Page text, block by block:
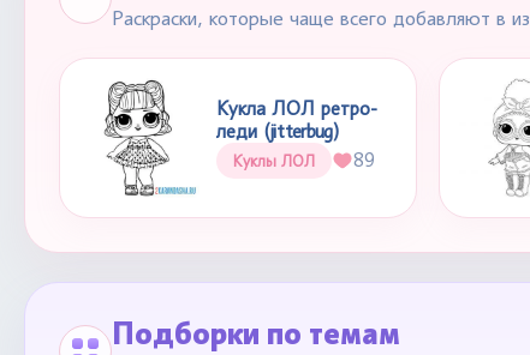
Раскраски, которые чаще всего добавляют в
Кукла ЛОЛ ретро-
леди (jitterbug)
Куклы ЛОЛ 89
Подборки по темам